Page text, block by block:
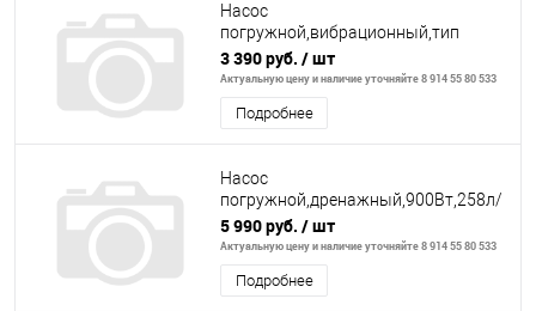
Насос
погружной,вибрационный,тип
Малыш,300Вт,18л/
м,Н=70м,алюм,нижний
забор,кабель 40м
3 390 руб. / шт
Актуальную цену и наличие уточняйте 8 914 55 80 533
Подробнее
Насос
погружной,дренажный,900Вт,258л/
м,Н=8.5м,гряз/
вод(вкл35мм),нерж.корпус
5 990 руб. / шт
Актуальную цену и наличие уточняйте 8 914 55 80 533
Подробнее